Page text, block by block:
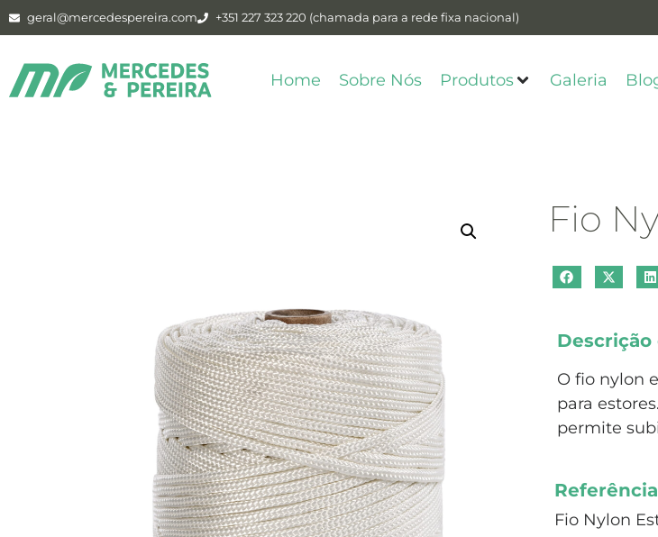
geral@mercedespereira.com +351 227 323 220 (chamada para a rede fixa nacional)
Home Sobre Nós Produtos Galeria
Fio
O fio nylon
para
permite
Referência
Fio Nylon